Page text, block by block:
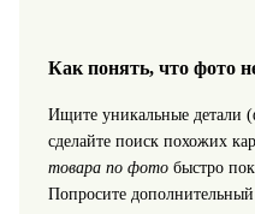
Как понять, что фото
Ищите уникальные детали
сделайте поиск похожих
товара по фотобыстро
Попросите